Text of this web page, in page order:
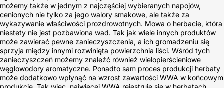
możemy także w jednym z najczęściej wybieranych napojów,
cenionych nie tylko za jego walory smakowe, ale także za
wykazywanie właściwości prozdrowotnych. Mowa o herbacie, która
niestety nie jest pozbawiona wad. Tak jak wiele innych produktów
może zawierać pewne zanieczyszczenia, a ich gromadzeniu się
sprzyja między innymi rozwinięta powierzchnia liści. Wśród tych
zanieczyszczeń możemy znaleźć również wielopierścieniowe
węglowodory aromatyczne. Ponadto sam proces produkcji herbaty
może dodatkowo wpłynąć na wzrost zawartości WWA w końcowym
produkcie. Tak więc, najwięcej WWA rejestruje się w herbatach